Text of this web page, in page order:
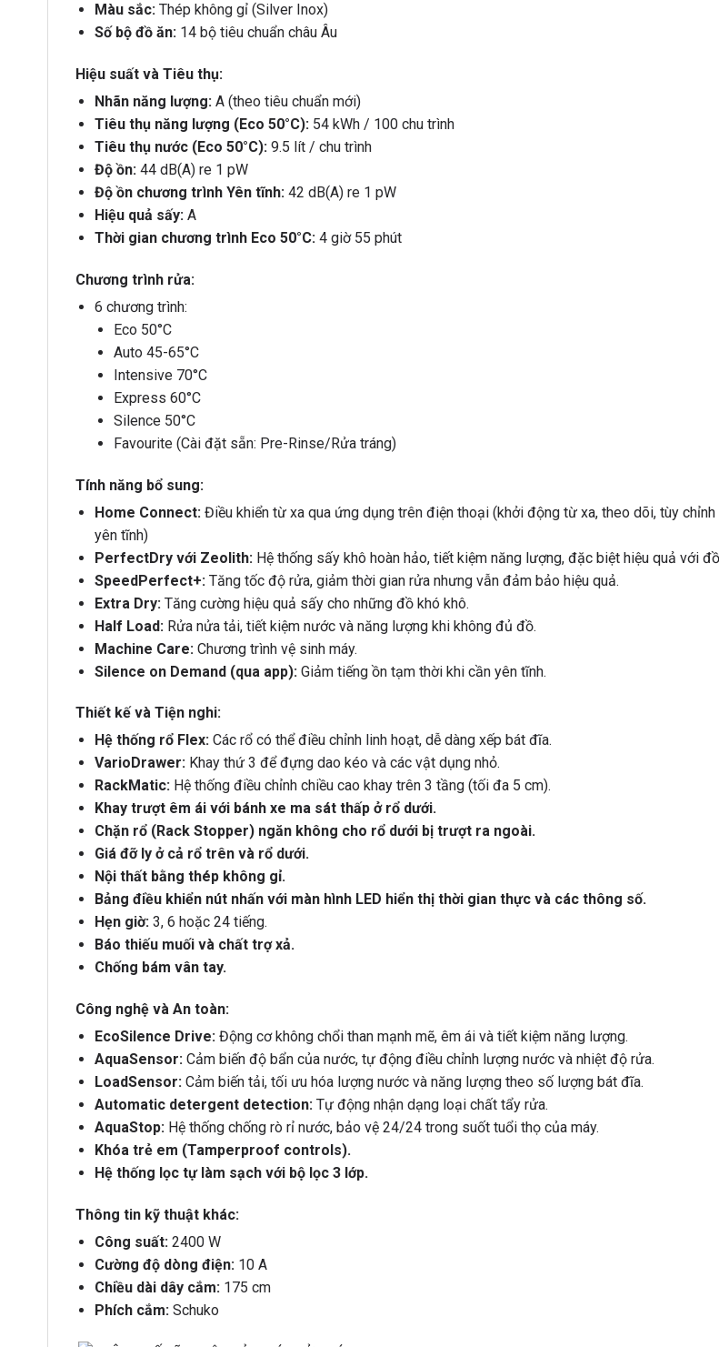
Màu sắc:Thép không gỉ (Silver Inox)
Số bộ đồ ăn:14 bộ tiêu chuẩn châu Âu
Hiệu suất và Tiêu thụ:
Nhãn năng lượng:A (theo tiêu chuẩn mới)
Tiêu thụ năng lượng (Eco 50°C):54 kWh / 100 chu trình
Tiêu thụ nước (Eco 50°C):9.5 lít / chu trình
Độ ồn:44 dB(A) re 1 pW
Độ ồn chương trình Yên tĩnh:42 dB(A) re 1 pW
Hiệu quả sấy:A
Thời gian chương trình Eco 50°C:4 giờ 55 phút
Chương trình rửa:
6 chương trình:
Eco 50°C
Auto 45-65°C
Intensive 70°C
Express 60°C
Silence 50°C
Favourite (Cài đặt sẵn: Pre-Rinse/Rửa tráng)
Tính năng bổ sung:
Home Connect:Điều khiển từ xa qua ứng dụng trên điện thoại (khởi động từ xa, theo dõi, tùy
yên tĩnh)
PerfectDry với Zeolith:Hệ thống sấy khô hoàn hảo, tiết kiệm năng lượng, đặc biệt hiệu quả với
SpeedPerfect+:Tăng tốc độ rửa, giảm thời gian rửa nhưng vẫn đảm bảo hiệu quả.
Extra Dry:Tăng cường hiệu quả sấy cho những đồ khó khô.
Half Load:Rửa nửa tải, tiết kiệm nước và năng lượng khi không đủ đồ.
Machine Care:Chương trình vệ sinh máy.
Silence on Demand (qua app):Giảm tiếng ồn tạm thời khi cần yên tĩnh.
Thiết kế và Tiện nghi:
Hệ thống rổ Flex:Các rổ có thể điều chỉnh linh hoạt, dễ dàng xếp bát đĩa.
VarioDrawer:Khay thứ 3 để đựng dao kéo và các vật dụng nhỏ.
RackMatic:Hệ thống điều chỉnh chiều cao khay trên 3 tầng (tối đa 5 cm).
Khay trượt êm ái với bánh xe ma sát thấp ở rổ dưới.
Chặn rổ (Rack Stopper) ngăn không cho rổ dưới bị trượt ra ngoài.
Giá đỡ ly ở cả rổ trên và rổ dưới.
Nội thất bằng thép không gỉ.
Bảng điều khiển nút nhấn với màn hình LED hiển thị thời gian thực và các thông số.
Hẹn giờ:3, 6 hoặc 24 tiếng.
Báo thiếu muối và chất trợ xả.
Chống bám vân tay.
Công nghệ và An toàn:
EcoSilence Drive:Động cơ không chổi than mạnh mẽ, êm ái và tiết kiệm năng lượng.
AquaSensor:Cảm biến độ bẩn của nước, tự động điều chỉnh lượng nước và nhiệt độ rửa.
LoadSensor:Cảm biến tải, tối ưu hóa lượng nước và năng lượng theo số lượng bát đĩa.
Automatic detergent detection:Tự động nhận dạng loại chất tẩy rửa.
AquaStop:Hệ thống chống rò rỉ nước, bảo vệ 24/24 trong suốt tuổi thọ của máy.
Khóa trẻ em (Tamperproof controls).
Hệ thống lọc tự làm sạch với bộ lọc 3 lớp.
Thông tin kỹ thuật khác:
Công suất:2400 W
Cường độ dòng điện:10 A
Chiều dài dây cắm:175 cm
Phích cắm:Schuko